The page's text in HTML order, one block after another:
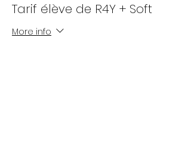
Tarif élève de R4Y + Soft
More info